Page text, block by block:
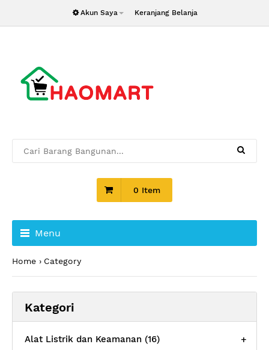
Akun Saya Keranjang Belanja
0 Item
Menu
Home Category
Kategori
Alat Listrik dan Keamanan (16) +